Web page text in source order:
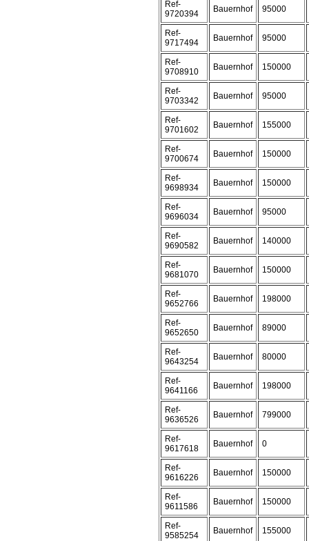
Ref-
9720394
Bauernhof 95000
Ref-
9717494
Bauernhof 95000
Ref-
9708910
Bauernhof 150000
Ref-
9703342
Bauernhof 95000
Ref-
9701602
Bauernhof 155000
Ref-
9700674
Bauernhof 150000
Ref-
9698934
Bauernhof 150000
Ref-
9696034
Bauernhof 95000
Ref-
9690582
Bauernhof 140000
Ref-
9681070
Bauernhof 150000
Ref-
9652766
Bauernhof 198000
Ref-
9652650
Bauernhof 89000
Ref-
9643254
Bauernhof 80000
Ref-
9641166
Bauernhof 198000
Ref-
9636526
Bauernhof 799000
Ref-
9617618
Bauernhof 0
Ref-
9616226
Bauernhof 150000
Ref-
9611586
Bauernhof 150000
Ref-
9585254
Bauernhof 155000